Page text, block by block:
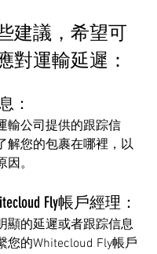
建議，希望可
對運輸延遲：
：
輸公司提供的跟踪信
解您的包裹在哪裡，以
。
Fly帳戶經理：
顯的延遲或者跟踪信息
您的Whitecloud Fly帳戶